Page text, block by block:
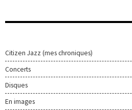
Citizen Jazz (mes chroniques)
Concerts
Disques
En images